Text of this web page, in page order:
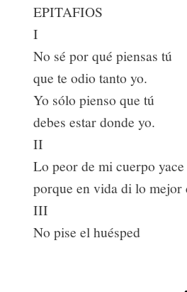
EPITAFIOS
I
No sé por qué piensas tú
que te odio tanto yo.
Yo sólo pienso que tú
debes estar donde yo.
II
Lo peor de mi cuerpo
porque en vida di lo mejor
III
No pise el huésped